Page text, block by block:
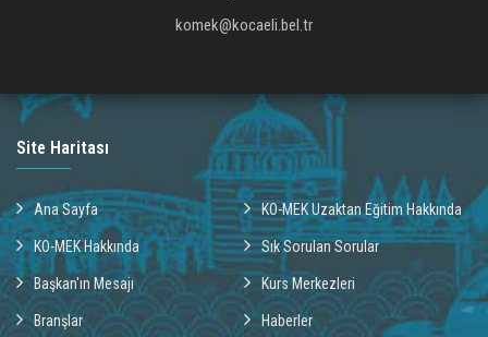
komek@kocaeli.bel.tr
Site Haritası
Ana Sayfa KO-MEK Uzaktan Eğitim Hakkında
KO-MEK Hakkında Sık Sorulan Sorular
Başkan'ın Mesajı Kurs Merkezleri
Branşlar Haberler